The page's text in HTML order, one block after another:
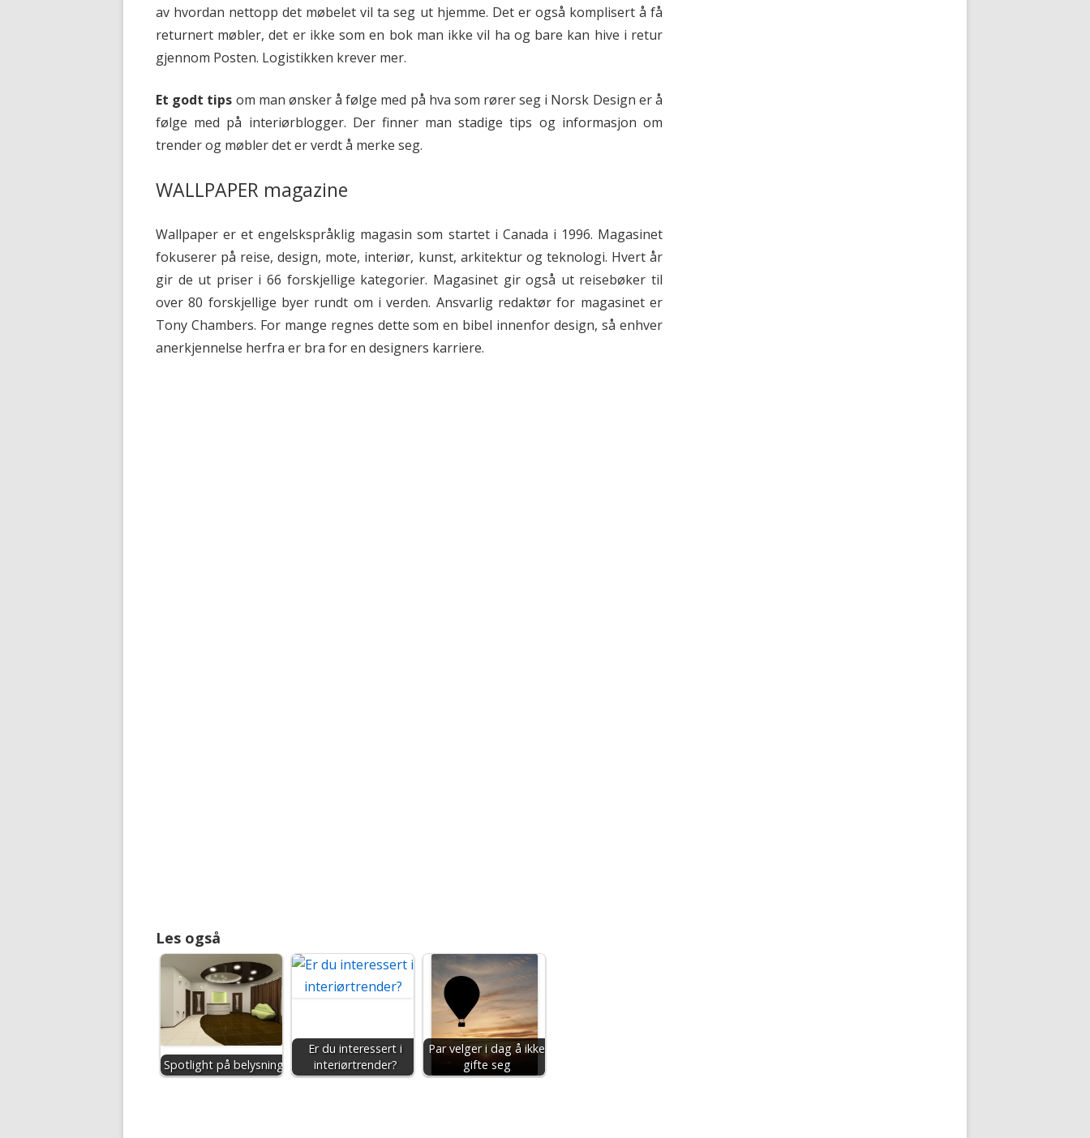
av hvordan nettopp det møbelet vil ta seg ut hjemme. Det er også komplisert å få
returnert møbler, det er ikke som en bok man ikke vil ha og bare kan hive i retur
gjennom Posten. Logistikken krever mer.
Et godt tips om man ønsker å følge med på hva som rører seg i Norsk Design er å
følge med på interiørblogger. Der finner man stadige tips og informasjon om
trender og møbler det er verdt å merke seg.
WALLPAPER magazine
Wallpaper er et engelskspråklig magasin som startet i Canada i 1996. Magasinet
fokuserer på reise, design, mote, interiør, kunst, arkitektur og teknologi. Hvert år
gir de ut priser i 66 forskjellige kategorier. Magasinet gir også ut reisebøker til
over 80 forskjellige byer rundt om i verden. Ansvarlig redaktør for magasinet er
Tony Chambers. For mange regnes dette som en bibel innenfor design, så enhver
anerkjennelse herfra er bra for en designers karriere.
Les også
Spotlight på belysning
Er du interessert i
interiørtrender?
Par velger i dag å ikke
gifte seg